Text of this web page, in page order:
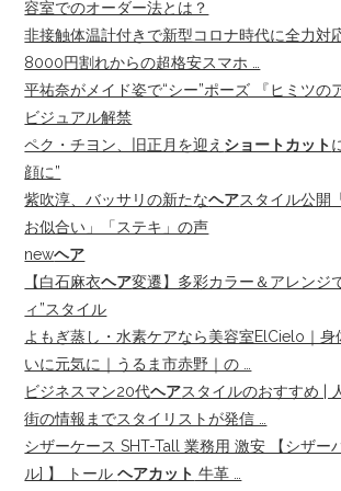
容室でのオーダー法とは？
非接触体温計付きで新型コロナ時代に全力対
8000円割れからの超格安スマホ …
平祐奈がメイド姿で“シー”ポーズ 『ヒミツの
ビジュアル解禁
ペク・チヨン、旧正月を迎え ショートカット
顔に”
紫吹淳、バッサリの新たなヘアスタイル公開
お似合い」「ステキ」の声
newヘア
【白石麻衣ヘア変遷】多彩カラー＆アレンジ
ィ”スタイル
よもぎ蒸し・水素ケアなら美容室ElCielo｜
いに元気に｜うるま市赤野｜の …
ビジネスマン20代ヘアスタイルのおすすめ |
街の情報までスタイリストが発信 …
シザーケース SHT-Tall 業務用 激安 【シザー
ル] 】 トールヘアカット 牛革 …